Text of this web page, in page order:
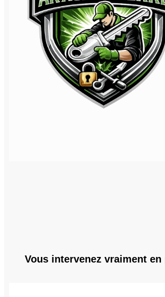
Vous intervenez vraiment